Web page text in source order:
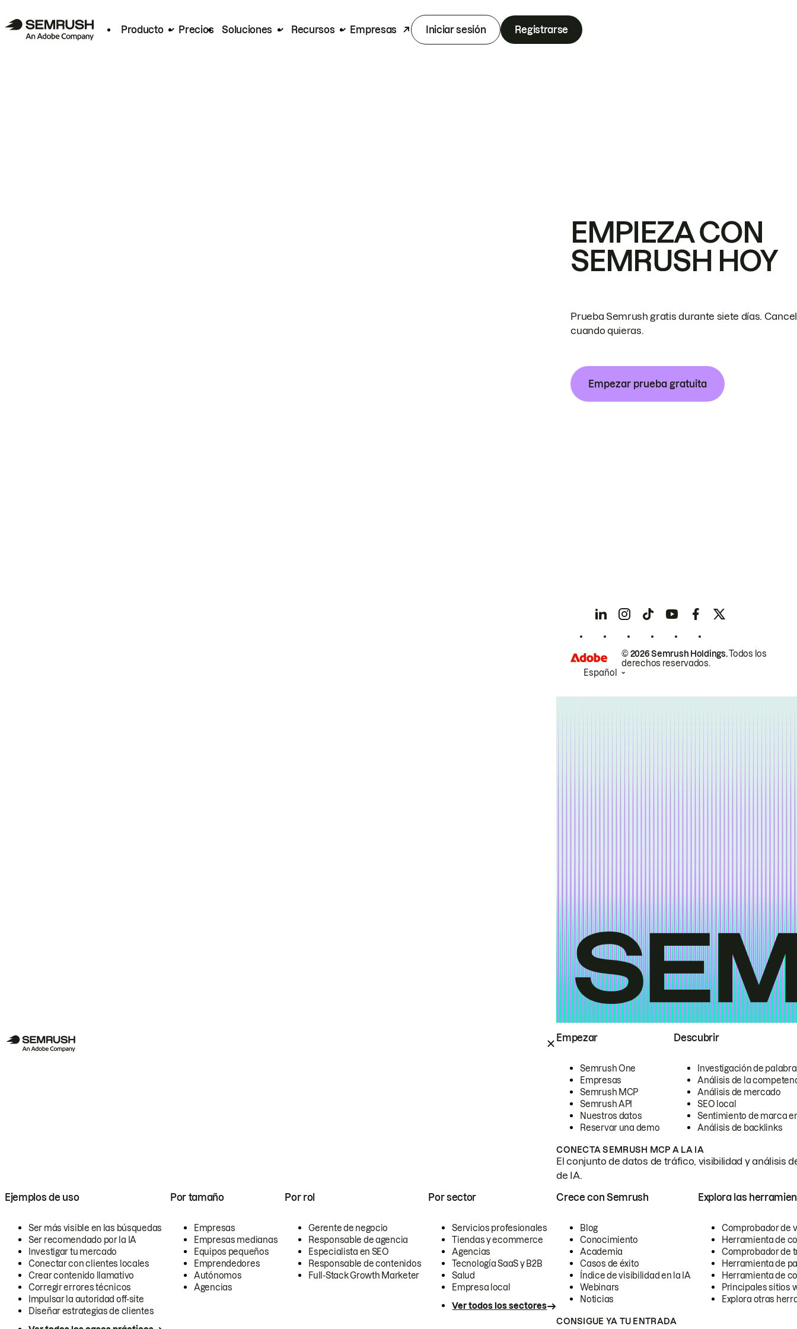
Producto Precios Soluciones Recursos Empresas Iniciar sesión Registrarse
Empezar
Semrush One
Empresas
Semrush MCP
Semrush API
Nuestros datos
Reservar una demo
Descubrir
Investigación de
Análisis de la
Análisis de mercado
SEO local
Sentimiento de marca
Análisis de backlinks
CONECTA SEMRUSH MCP A LA IA
El conjunto de datos de tráfico, visibilidad y análisis
de IA.
Ejemplos de uso
Ser más visible en las búsquedas
Ser recomendado por la IA
Investigar tu mercado
Conectar con clientes locales
Crear contenido llamativo
Corregir errores técnicos
Impulsar la autoridad off-site
Diseñar estrategias de clientes
Por tamaño
Empresas
Empresas medianas
Equipos pequeños
Emprendedores
Autónomos
Agencias
Por rol
Gerente de negocio
Responsable de agencia
Especialista en SEO
Responsable de contenidos
Full-Stack Growth Marketer
Por sector
Servicios profesionales
Tiendas y ecommerce
Agencias
Tecnología SaaS y B2B
Salud
Empresa local
Ver todos los sectores
Crece con Semrush
Blog
Conocimiento
Academia
Casos de éxito
Índice de visibilidad en la IA
Webinars
Noticias
Explora las
Comprobador de
Herramienta de
Comprobador de
Herramienta de
Herramienta de
Principales sitios
Explora otras
CONSIGUE YA TU ENTRADA
EMPIEZA CON
SEMRUSH HOY
Prueba Semrush gratis durante siete días.
cuando quieras.
Empezar prueba gratuita
© 2026 Semrush Holdings.Todos los
derechos reservados.
Español